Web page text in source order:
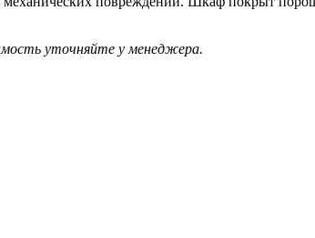
уточняйте у менеджера.